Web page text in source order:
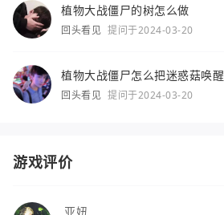
植物大战僵尸的树怎么做
回头看见 提问于2024-03-20
植物大战僵尸怎么把迷惑菇唤醒
回头看见 提问于2024-03-20
游戏评价
亚妞